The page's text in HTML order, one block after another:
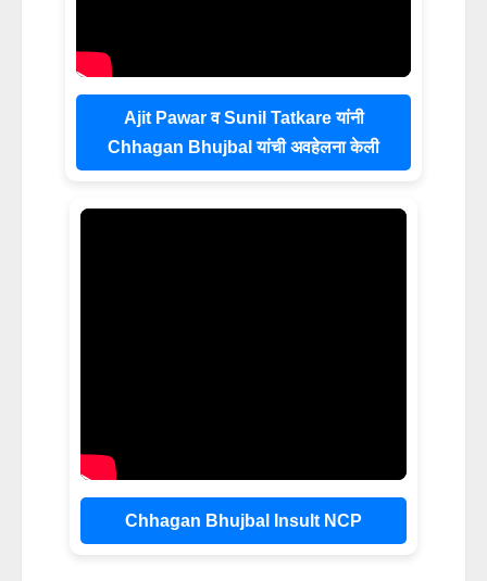
Ajit Pawar व Sunil Tatkare यांनी
Chhagan Bhujbal यांची अवहेलना केली
Chhagan Bhujbal Insult NCP